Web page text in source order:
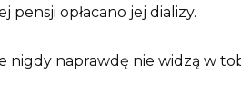
pensji opłacano jej dializy.
nigdy naprawdę nie widzą w